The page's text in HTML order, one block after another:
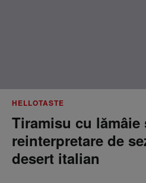
HELLOTASTE
Tiramisu cu lămâie
reinterpretare de
desert italian